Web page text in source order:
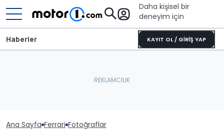
Daha kişisel bir
deneyim için
KAYIT OL / GİRİŞ YAP
Haberler
Ana Sayfa Ferrari Fotoğraflar